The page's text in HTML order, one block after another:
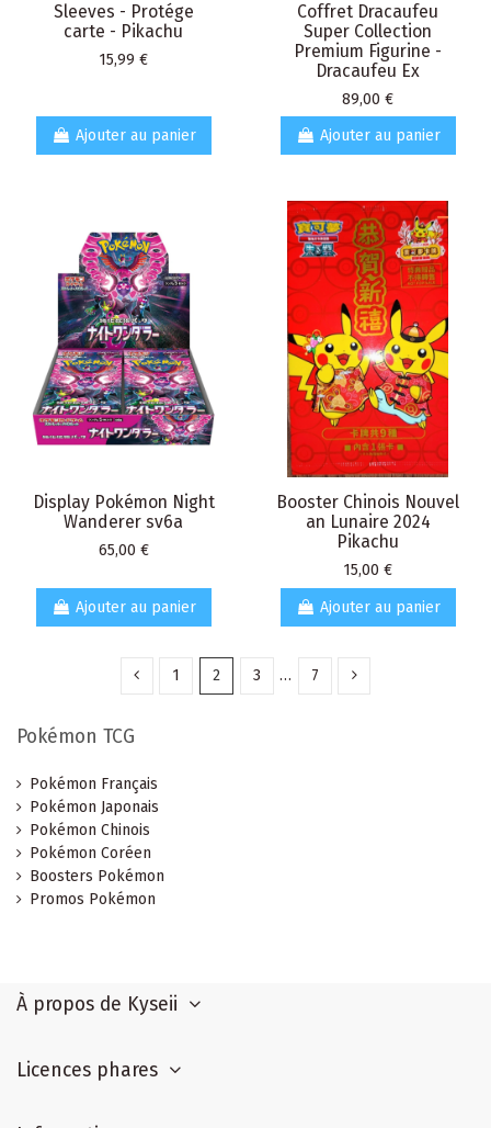
Sleeves - Protége
carte - Pikachu
Prix
15,99 €
Ajouter au panier
Coffret Dracaufeu
Super Collection
Premium Figurine -
Dracaufeu Ex
Prix
89,00 €
Ajouter au panier
Display Pokémon Night
Wanderer sv6a
Prix
65,00 €
Ajouter au panier
Booster Chinois Nouvel
an Lunaire 2024
Pikachu
Prix
15,00 €
Ajouter au panier
1 2 3 … 7
Pokémon TCG
Pokémon Français
Pokémon Japonais
Pokémon Chinois
Pokémon Coréen
Boosters Pokémon
Promos Pokémon
À propos de Kyseii
Licences phares